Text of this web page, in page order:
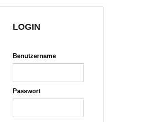
LOGIN
Benutzername
Passwort